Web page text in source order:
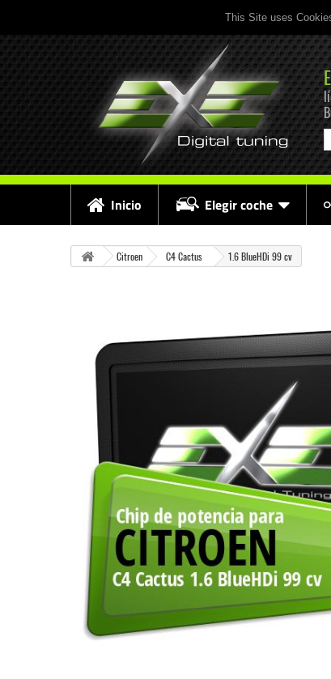
This Site uses
Inicio Elegir coche
Citroen C4 Cactus 1.6 BlueHDi 99 cv